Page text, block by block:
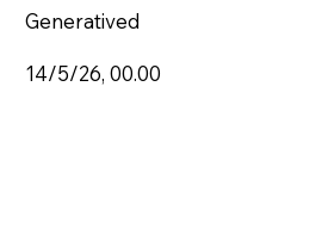
Generatived
14/5/26, 00.00